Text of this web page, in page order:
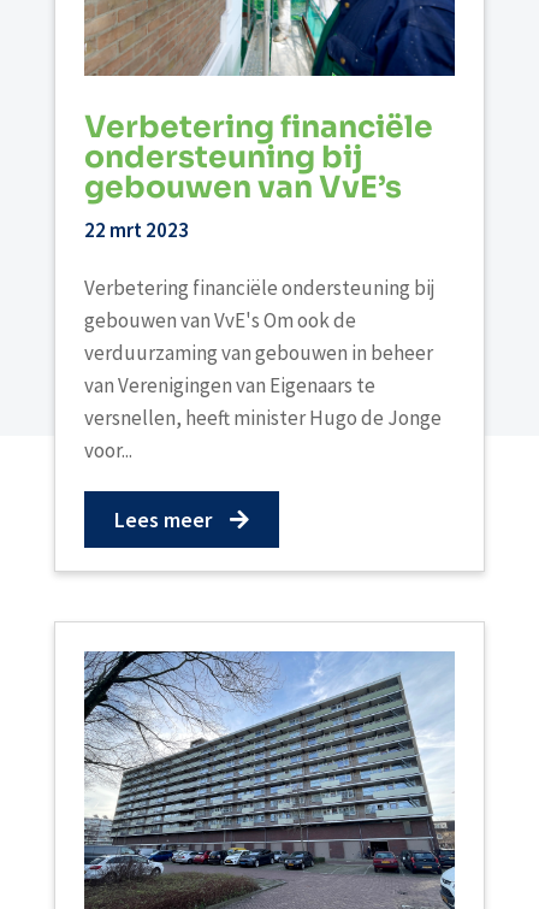
Verbetering financiële
ondersteuning bij
gebouwen van VvE’s
22 mrt 2023
Verbetering financiële ondersteuning bij
gebouwen van VvE's Om ook de
verduurzaming van gebouwen in beheer
van Verenigingen van Eigenaars te
versnellen, heeft minister Hugo de Jonge
voor...
Lees meer